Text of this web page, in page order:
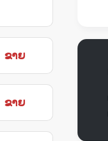
ຂາຍ
ຂາຍ